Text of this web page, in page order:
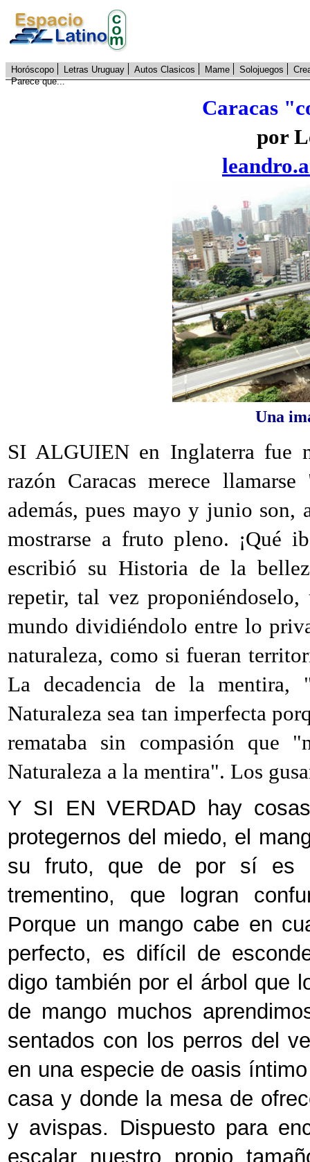
Horóscopo Letras Uruguay Autos Clasicos Mame Solojuegos
Parece que...
Caracas
por
Una
SI ALGUIEN en Inglaterra fue
razón Caracas merece
además, pues mayo y junio son,
mostrarse a fruto pleno. ¡Qué
escribió su Historia de la
repetir, tal vez
mundo dividiéndolo entre lo
naturaleza, como si fueran
La decadencia de la mentira,
Naturaleza sea tan imperfecta
remataba sin compasión que
Naturaleza a la mentira". Los
Y SI EN VERDAD hay
protegernos del miedo, el
su fruto, que de por sí es
trementino, que logran
Porque un mango cabe en
perfecto, es difícil de
digo también por el árbol que
de mango muchos
sentados con los perros del
en una especie de oasis
casa y donde la mesa de
y avispas. Dispuesto para
escalar nuestro propio